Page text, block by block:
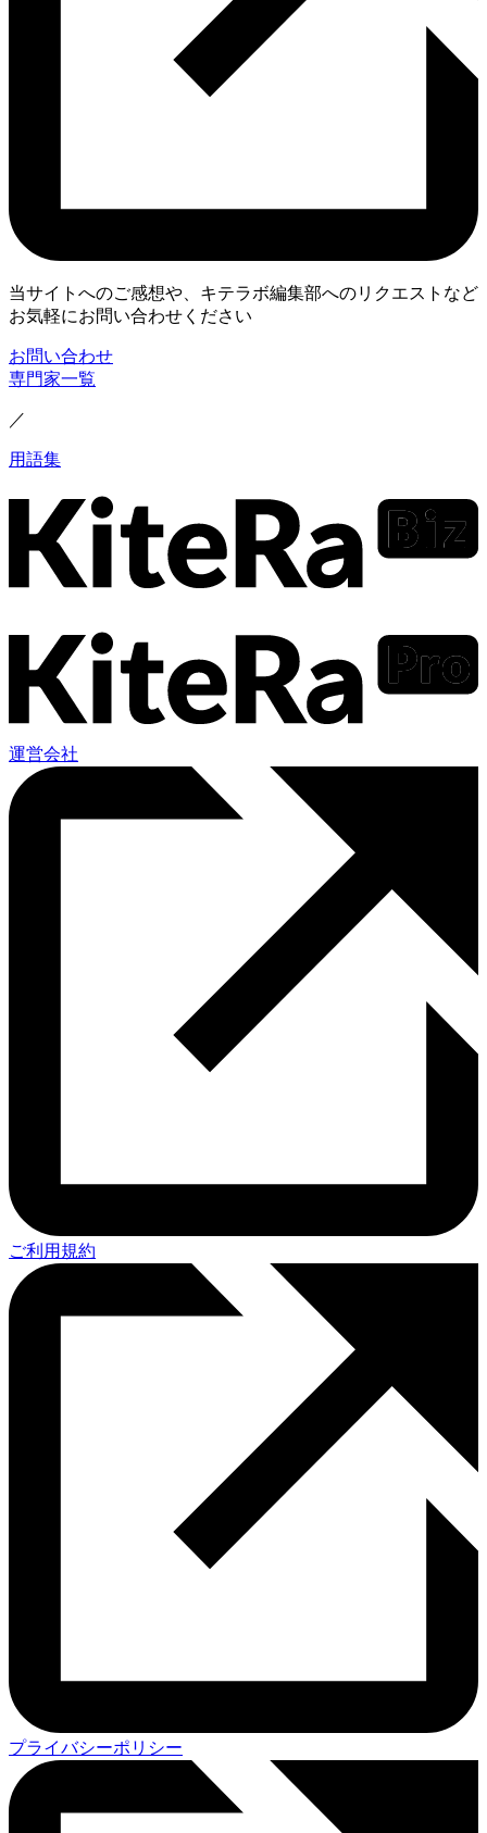
当サイトへのご感想や、キテラボ編集部へのリクエストなど
お気軽にお問い合わせください
お問い合わせ
専門家一覧
／
用語集
運営会社
ご利用規約
プライバシーポリシー